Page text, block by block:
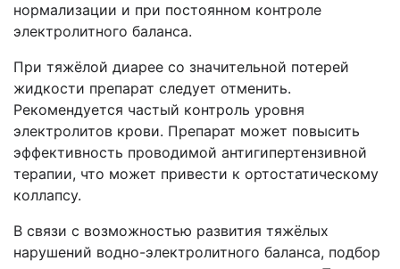
нормализации и при постоянном контроле
электролитного баланса.
При тяжёлой диарее со значительной потерей
жидкости препарат следует отменить.
Рекомендуется частый контроль уровня
электролитов крови. Препарат может повысить
эффективность проводимой антигипертензивной
терапии, что может привести к ортостатическому
коллапсу.
В связи с возможностью развития тяжёлых
нарушений водно-электролитного баланса, подбор